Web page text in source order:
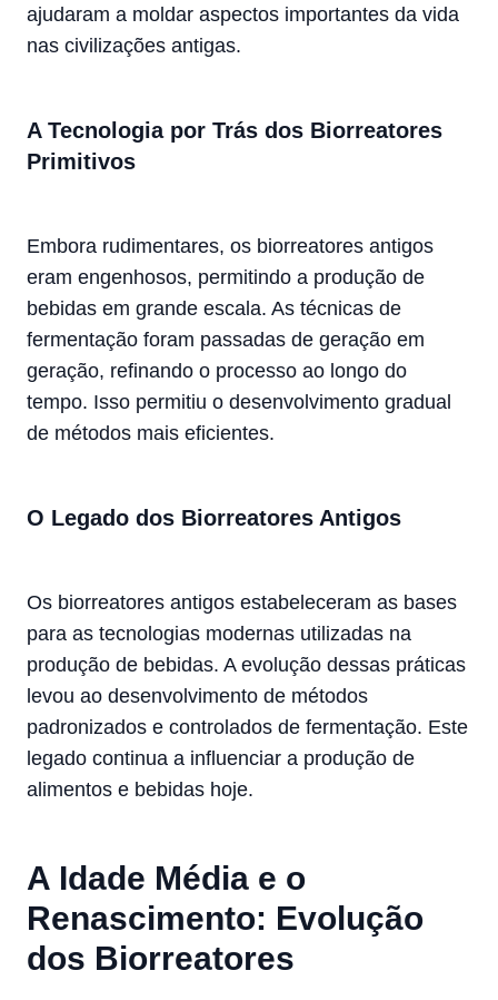
ajudaram a moldar aspectos importantes da vida
nas civilizações antigas.
A Tecnologia por Trás dos Biorreatores
Primitivos
Embora rudimentares, os biorreatores antigos
eram engenhosos, permitindo a produção de
bebidas em grande escala. As técnicas de
fermentação foram passadas de geração em
geração, refinando o processo ao longo do
tempo. Isso permitiu o desenvolvimento gradual
de métodos mais eficientes.
O Legado dos Biorreatores Antigos
Os biorreatores antigos estabeleceram as bases
para as tecnologias modernas utilizadas na
produção de bebidas. A evolução dessas práticas
levou ao desenvolvimento de métodos
padronizados e controlados de fermentação. Este
legado continua a influenciar a produção de
alimentos e bebidas hoje.
A Idade Média e o
Renascimento: Evolução
dos Biorreatores